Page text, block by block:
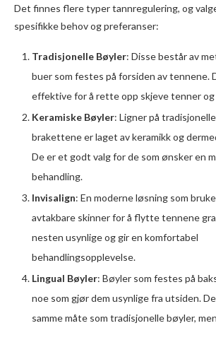
Det finnes flere typer tannregulering, og
spesifikke behov og preferanser:
Tradisjonelle Bøyler: Disse består av
buer som festes på forsiden av tennene.
effektive for å rette opp skjeve tenner
Keramiske Bøyler: Ligner på
brakettene er laget av keramikk og
De er et godt valg for de som ønsker en
behandling.
Invisalign: En moderne løsning som
avtakbare skinner for å flytte tennene
nesten usynlige og gir en komfortabel
behandlingsopplevelse.
Lingual Bøyler: Bøyler som festes på
noe som gjør dem usynlige fra utsiden.
samme måte som tradisjonelle bøyler,